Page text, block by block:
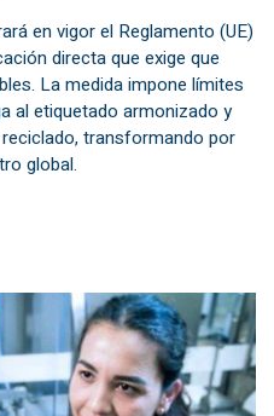
en vigor el Reglamento (UE)
directa que exige que
La medida impone límites
al etiquetado armonizado y
transformando por
global.